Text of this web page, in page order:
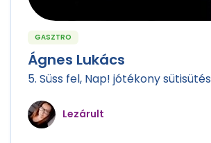
GASZTRO
Ágnes Lukács
5. Süss fel, Nap! jótékony sütisütés
Lezárult